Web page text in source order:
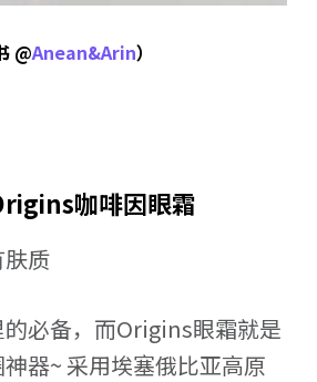
@Anean&Arin）
咖啡因眼霜
质
必备，而Origins眼霜就是
器~ 采用埃塞俄比亚高原